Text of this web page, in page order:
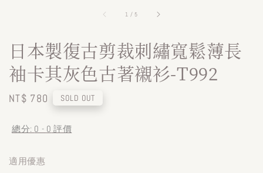
1 /5
日本製復古剪裁刺繡寬鬆薄長
袖卡其灰色古著襯衫-T992
Regular
NT$ 780 SOLD OUT
總分: 0 - 0 評價
適用優惠